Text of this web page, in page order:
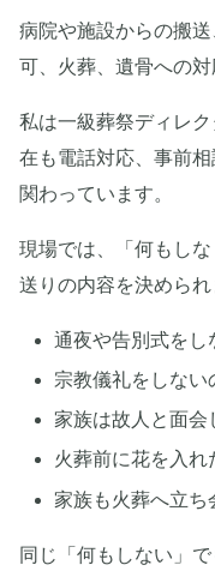
病院や施設からの搬
可、火葬、遺骨への対
私は一級葬祭ディレ
在も電話対応、事前
関わっています。
現場では、「何もし
送りの内容を決められ
通夜や告別式をし
宗教儀礼をしない
家族は故人と面会
火葬前に花を入れ
家族も火葬へ立ち
同じ「何もしない」